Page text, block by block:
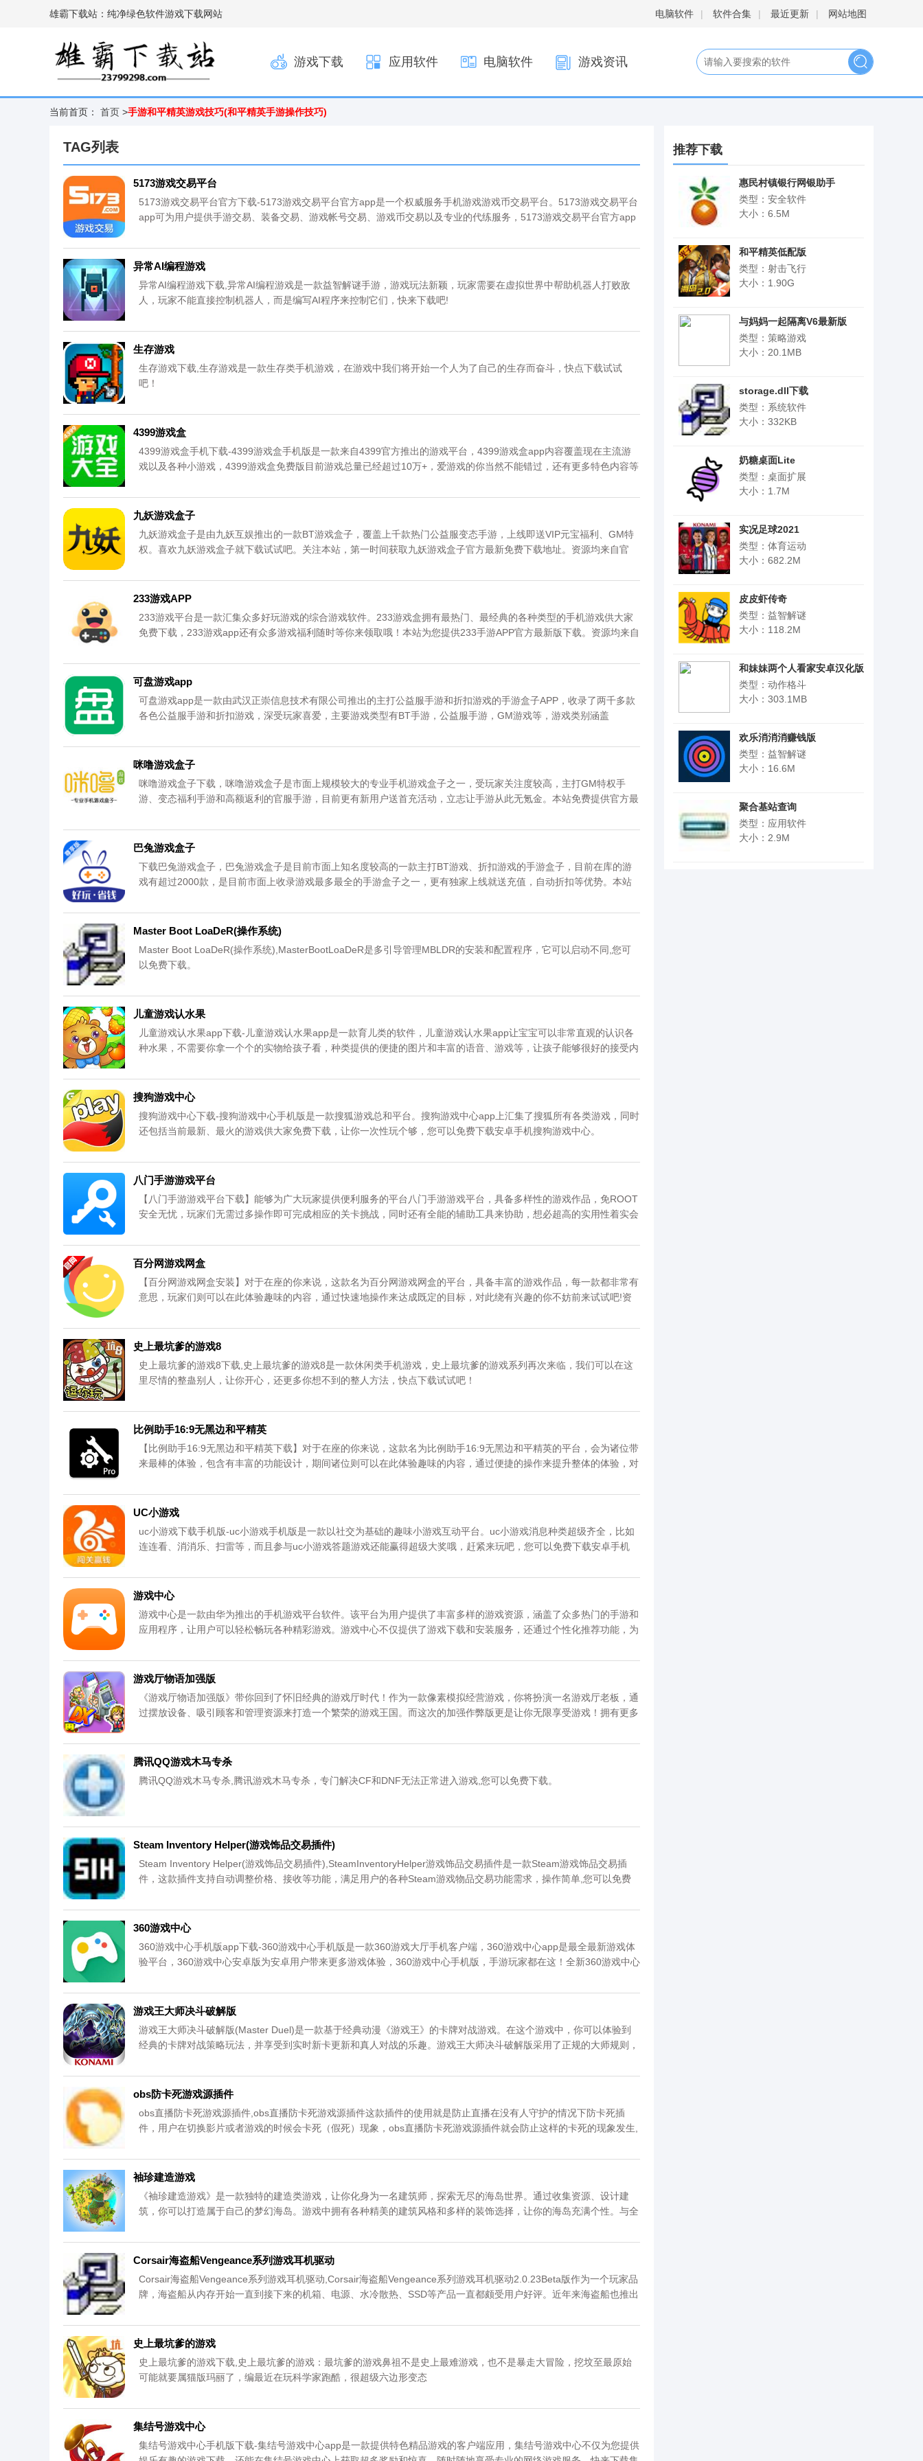
雄霸下载站：纯净绿色软件游戏下载网站 电脑软件 | 软件合集 | 最近更新 | 网站地图
游戏下载 应用软件 电脑软件 游戏资讯
当前首页： 首页 >手游和平精英游戏技巧(和平精英手游操作技巧)
TAG列表
5173游戏交易平台
5173游戏交易平台官方下载-5173游戏交易平台官方app是一个权威服务手机游戏游戏币交易平台。5173游戏交易平台
app可为用户提供手游交易、装备交易、游戏帐号交易、游戏币交易以及专业的代练服务，5173游戏交易平台官方app
异常AI编程游戏
异常AI编程游戏下载,异常AI编程游戏是一款益智解谜手游，游戏玩法新颖，玩家需要在虚拟世界中帮助机器人打败敌
人，玩家不能直接控制机器人，而是编写AI程序来控制它们，快来下载吧!
生存游戏
生存游戏下载,生存游戏是一款生存类手机游戏，在游戏中我们将开始一个人为了自己的生存而奋斗，快点下载试试
吧！
4399游戏盒
4399游戏盒手机下载-4399游戏盒手机版是一款来自4399官方推出的游戏平台，4399游戏盒app内容覆盖现在主流游
戏以及各种小游戏，4399游戏盒免费版目前游戏总量已经超过10万+，爱游戏的你当然不能错过，还有更多特色内容等
九妖游戏盒子
九妖游戏盒子是由九妖互娱推出的一款BT游戏盒子，覆盖上千款热门公益服变态手游，上线即送VIP元宝福利、GM特
权。喜欢九妖游戏盒子就下载试试吧。关注本站，第一时间获取九妖游戏盒子官方最新免费下载地址。资源均来自官
233游戏APP
233游戏平台是一款汇集众多好玩游戏的综合游戏软件。233游戏盒拥有最热门、最经典的各种类型的手机游戏供大家
免费下载，233游戏app还有众多游戏福利随时等你来领取哦！本站为您提供233手游APP官方最新版下载。资源均来自
可盘游戏app
可盘游戏app是一款由武汉正崇信息技术有限公司推出的主打公益服手游和折扣游戏的手游盒子APP，收录了两千多款
各色公益服手游和折扣游戏，深受玩家喜爱，主要游戏类型有BT手游，公益服手游，GM游戏等，游戏类别涵盖
你来领取。资源均来自官网，请放心下载。更多内容请关注《可盘游戏app》专区。
咪噜游戏盒子
咪噜游戏盒子下载，咪噜游戏盒子是市面上规模较大的专业手机游戏盒子之一，受玩家关注度较高，主打GM特权手
游、变态福利手游和高额返利的官服手游，目前更有新用户送首充活动，立志让手游从此无氪金。本站免费提供官方最
巴兔游戏盒子
下载巴兔游戏盒子，巴兔游戏盒子是目前市面上知名度较高的一款主打BT游戏、折扣游戏的手游盒子，目前在库的游
戏有超过2000款，是目前市面上收录游戏最多最全的手游盒子之一，更有独家上线就送充值，自动折扣等优势。本站
Master Boot LoaDeR(操作系统)
Master Boot LoaDeR(操作系统),MasterBootLoaDeR是多引导管理MBLDR的安装和配置程序，它可以启动不同,您可
以免费下载。
儿童游戏认水果
儿童游戏认水果app下载-儿童游戏认水果app是一款育儿类的软件，儿童游戏认水果app让宝宝可以非常直观的认识各
种水果，不需要你拿一个个的实物给孩子看，种类提供的便捷的图片和丰富的语音、游戏等，让孩子能够很好的接受内
搜狗游戏中心
搜狗游戏中心下载-搜狗游戏中心手机版是一款搜狐游戏总和平台。搜狗游戏中心app上汇集了搜狐所有各类游戏，同时
还包括当前最新、最火的游戏供大家免费下载，让你一次性玩个够，您可以免费下载安卓手机搜狗游戏中心。
八门手游游戏平台
【八门手游游戏平台下载】能够为广大玩家提供便利服务的平台八门手游游戏平台，具备多样性的游戏作品，免ROOT
安全无忧，玩家们无需过多操作即可完成相应的关卡挑战，同时还有全能的辅助工具来协助，想必超高的实用性着实会
百分网游戏网盒
【百分网游戏网盒安装】对于在座的你来说，这款名为百分网游戏网盒的平台，具备丰富的游戏作品，每一款都非常有
意思，玩家们则可以在此体验趣味的内容，通过快速地操作来达成既定的目标，对此绕有兴趣的你不妨前来试试吧!资
史上最坑爹的游戏8
史上最坑爹的游戏8下载,史上最坑爹的游戏8是一款休闲类手机游戏，史上最坑爹的游戏系列再次来临，我们可以在这
里尽情的整蛊别人，让你开心，还更多你想不到的整人方法，快点下载试试吧！
比例助手16:9无黑边和平精英
【比例助手16:9无黑边和平精英下载】对于在座的你来说，这款名为比例助手16:9无黑边和平精英的平台，会为诸位带
来最棒的体验，包含有丰富的功能设计，期间诸位则可以在此体验趣味的内容，通过便捷的操作来提升整体的体验，对
UC小游戏
uc小游戏下载手机版-uc小游戏手机版是一款以社交为基础的趣味小游戏互动平台。uc小游戏消息种类超级齐全，比如
连连看、消消乐、扫雷等，而且参与uc小游戏答题游戏还能赢得超级大奖哦，赶紧来玩吧，您可以免费下载安卓手机
游戏中心
游戏中心是一款由华为推出的手机游戏平台软件。该平台为用户提供了丰富多样的游戏资源，涵盖了众多热门的手游和
应用程序，让用户可以轻松畅玩各种精彩游戏。游戏中心不仅提供了游戏下载和安装服务，还通过个性化推荐功能，为
均来自官网，请放心下载。更多内容请关注《游戏中心》专区。
游戏厅物语加强版
《游戏厅物语加强版》带你回到了怀旧经典的游戏厅时代！作为一款像素模拟经营游戏，你将扮演一名游戏厅老板，通
过摆放设备、吸引顾客和管理资源来打造一个繁荣的游戏王国。而这次的加强作弊版更是让你无限享受游戏！拥有更多
自官网，请放心下载。更多内容请关注《游戏厅物语加强版》专区。
腾讯QQ游戏木马专杀
腾讯QQ游戏木马专杀,腾讯游戏木马专杀，专门解决CF和DNF无法正常进入游戏,您可以免费下载。
Steam Inventory Helper(游戏饰品交易插件)
Steam Inventory Helper(游戏饰品交易插件),SteamInventoryHelper游戏饰品交易插件是一款Steam游戏饰品交易插
件，这款插件支持自动调整价格、接收等功能，满足用户的各种Steam游戏物品交易功能需求，操作简单,您可以免费
360游戏中心
360游戏中心手机版app下载-360游戏中心手机版是一款360游戏大厅手机客户端，360游戏中心app是最全最新游戏体
验平台，360游戏中心安卓版为安卓用户带来更多游戏体验，360游戏中心手机版，手游玩家都在这！全新360游戏中心
游戏王大师决斗破解版
游戏王大师决斗破解版(Master Duel)是一款基于经典动漫《游戏王》的卡牌对战游戏。在这个游戏中，你可以体验到
经典的卡牌对战策略玩法，并享受到实时新卡更新和真人对战的乐趣。游戏王大师决斗破解版采用了正规的大师规则，
片本身也增加了更多的动态展示，让画面变得非常逼真写实。通过游戏，你可以一秒钟沉浸到动漫的世界中，与其他玩
家展开激烈的对战。快来下载体验吧，让你的游戏王梦想成真！资源均来自官网，请放心下载
obs防卡死游戏源插件
obs直播防卡死游戏源插件,obs直播防卡死游戏源插件这款插件的使用就是防止直播在没有人守护的情况下防卡死插
件，用户在切换影片或者游戏的时候会卡死（假死）现象，obs直播防卡死游戏源插件就会防止这样的卡死的现象发生,
袖珍建造游戏
《袖珍建造游戏》是一款独特的建造类游戏，让你化身为一名建筑师，探索无尽的海岛世界。通过收集资源、设计建
筑，你可以打造属于自己的梦幻海岛。游戏中拥有各种精美的建筑风格和多样的装饰选择，让你的海岛充满个性。与全
放心下载。更多内容请关注《袖珍建造游戏》专区。
Corsair海盗船Vengeance系列游戏耳机驱动
Corsair海盗船Vengeance系列游戏耳机驱动,Corsair海盗船Vengeance系列游戏耳机驱动2.0.23Beta版作为一个玩家品
牌，海盗船从内存开始一直到接下来的机箱、电源、水冷散热、SSD等产品一直都颇受用户好评。近年来海盗船也推出
史上最坑爹的游戏
史上最坑爹的游戏下载,史上最坑爹的游戏：最坑爹的游戏鼻祖不是史上最难游戏，也不是暴走大冒险，挖坟至最原始
可能就要属猫版玛丽了，编最近在玩科学家跑酷，很超级六边形变态
集结号游戏中心
集结号游戏中心手机版下载-集结号游戏中心app是一款提供特色精品游戏的客户端应用，集结号游戏中心不仅为您提供
推荐下载
惠民村镇银行网银助手
类型：安全软件
大小：6.5M
和平精英低配版
类型：射击飞行
大小：1.90G
与妈妈一起隔离V6最新版
v1.0
类型：策略游戏
大小：20.1MB
storage.dll下载
类型：系统软件
大小：332KB
奶糖桌面Lite
类型：桌面扩展
大小：1.7M
实况足球2021
类型：体育运动
大小：682.2M
皮皮虾传奇
类型：益智解谜
大小：118.2M
和妹妹两个人看家安卓汉化版
v1.0.8
类型：动作格斗
大小：303.1MB
欢乐消消消赚钱版
类型：益智解谜
大小：16.6M
聚合基站查询
类型：应用软件
大小：2.9M